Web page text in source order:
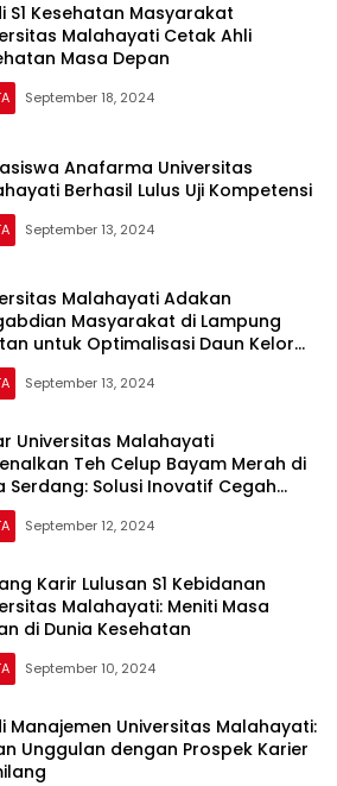
S1 Kesehatan Masyarakat
Malahayati Cetak Ahli
Masa Depan
September 18, 2024
Anafarma Universitas
Berhasil Lulus Uji Kompetensi
September 13, 2024
Malahayati Adakan
Masyarakat di Lampung
untuk Optimalisasi Daun Kelor
Mencegah Anemia
September 13, 2024
Universitas Malahayati
Teh Celup Bayam Merah di
Serdang: Solusi Inovatif Cegah
September 12, 2024
Karir Lulusan S1 Kebidanan
Malahayati: Meniti Masa
di Dunia Kesehatan
September 10, 2024
Manajemen Universitas Malahayati:
Unggulan dengan Prospek Karier